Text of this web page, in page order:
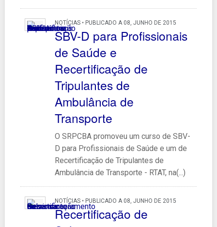
NOTÍCIAS • PUBLICADO A 08, JUNHO DE 2015
SBV-D para Profissionais
de Saúde e
Recertificação de
Tripulantes de
Ambulância de
Transporte
O SRPCBA promoveu um curso de SBV-
D para Profissionais de Saúde e um de
Recertificação de Tripulantes de
Ambulância de Transporte - RTAT, na(...)
NOTÍCIAS • PUBLICADO A 08, JUNHO DE 2015
Recertificação de